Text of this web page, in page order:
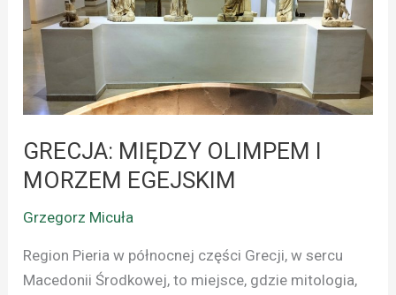
GRECJA: MIĘDZY OLIMPEM I
MORZEM EGEJSKIM
Grzegorz Micuła
Region Pieria w północnej części Grecji, w sercu
Macedonii Środkowej, to miejsce, gdzie mitologia,
MORZEM
EGEJSKIM